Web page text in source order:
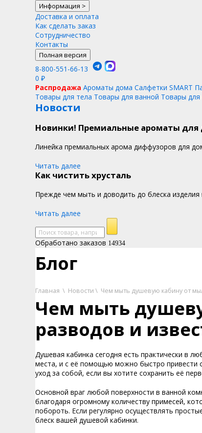
Информация >
Доставка и оплата
Как сделать заказ
Сотрудничество
Контакты
Полная версия
8-800-551-66-13
0 ₽
Распродажа Ароматы дома Салфетки SMART
Товары для тела Товары для ванной Товары для
Новости
Новинки! Премиальные ароматы для
Линейка премиальных арома диффузоров для
Читать далее
Как чистить хрусталь
Прежде чем мыть и доводить до блеска изделия
Читать далее
Обработано заказов 14934
Блог
Главная \ Новости \ Чем мыть душевую кабину от
Чем мыть
разводов и
Душевая кабинка сегодня есть практически в
места, и с её помощью можно быстро привести
уход за собой, если вы хотите сохранить её
Основной враг любой поверхности в ванной
благодаря огромному количеству примесей,
побороть. Если регулярно осуществлять
блеск вашей душевой кабинки.